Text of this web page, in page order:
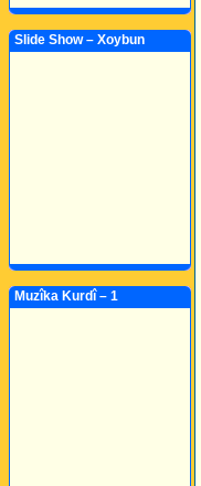
Slide Show – Xoybun
Muzîka Kurdî – 1